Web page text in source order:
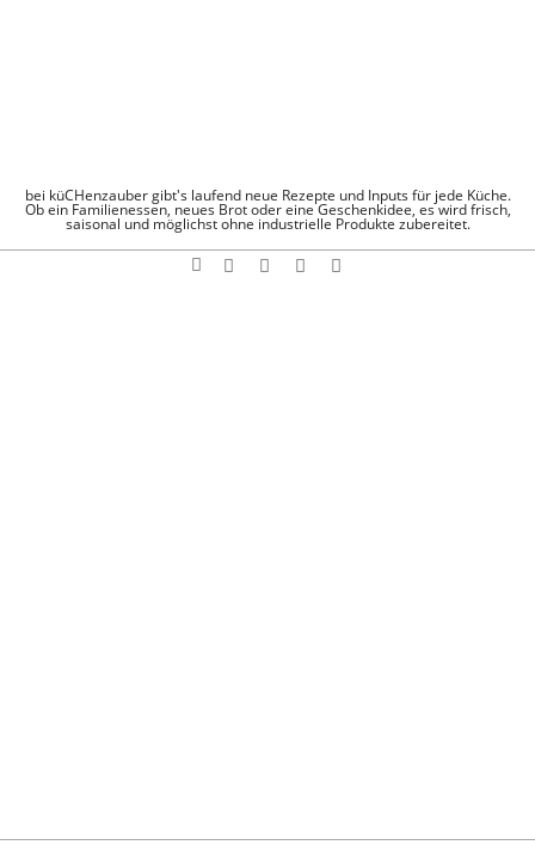
bei küCHenzauber gibt's laufend neue Rezepte und Inputs für jede Küche.
Ob ein Familienessen, neues Brot oder eine Geschenkidee, es wird frisch,
saisonal und möglichst ohne industrielle Produkte zubereitet.
Search